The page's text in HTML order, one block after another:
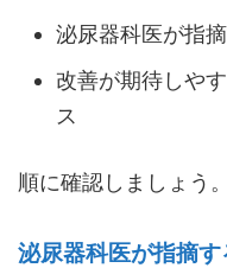
泌尿器科医が指
改善が期待しや
ス
順に確認しましょう。
泌尿器科医が指摘